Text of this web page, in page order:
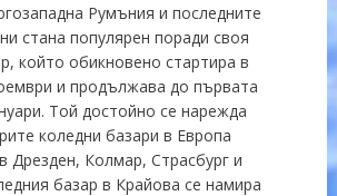
Румъния и последните
стана популярен поради своя
който обикновено стартира в
и продължава до първата
Той достойно се нарежда
коледни базари в Европа
Дрезден, Колмар, Страсбург и
базар в Крайова се намира